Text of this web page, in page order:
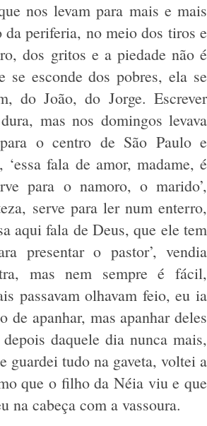
nos levam para mais e mais
da periferia, no meio dos tiros e
dos gritos e a piedade não é
se esconde dos pobres, ela se
do João, do Jorge. Escrever
mas nos domingos levava
o centro de São Paulo e
‘essa fala de amor, madame, é
para o namoro, o marido’,
serve para ler num enterro,
aqui fala de Deus, que ele tem
presentar o pastor’, vendia
mas nem sempre é fácil,
passavam olhavam feio, eu ia
de apanhar, mas apanhar deles
daquele dia nunca mais,
guardei tudo na gaveta, voltei a
que o filho da Néia viu e que
na cabeça com a vassoura.